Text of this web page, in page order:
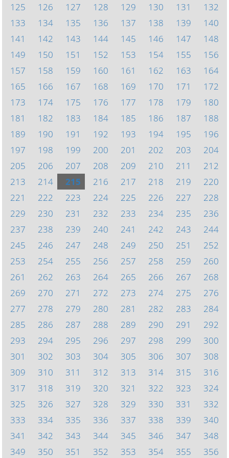
125
126 127 128 129 130 131
132
133
134 135 136 137 138 139
140
141
142 143 144 145 146 147
148
149
150 151 152 153 154 155
156
157
158 159 160 161 162 163
164
165
166 167 168 169 170 171
172
173
174 175 176 177 178 179
180
181
182 183 184 185 186 187
188
189
190 191 192 193 194 195
196
197
198 199 200 201 202 203
204
205
206 207 208 209 210 211
212
213
214 215 216 217 218 219
220
221
222 223 224 225 226 227
228
229
230 231 232 233 234 235
236
237
238 239 240 241 242 243
244
245
246 247 248 249 250 251
252
253
254 255 256 257 258 259
260
261
262 263 264 265 266 267
268
269
270 271 272 273 274 275
276
277
278 279 280 281 282 283
284
285
286 287 288 289 290 291
292
293
294 295 296 297 298 299
300
301
302 303 304 305 306 307
308
309
310 311 312 313 314 315
316
317
318 319 320 321 322 323
324
325
326 327 328 329 330 331
332
333
334 335 336 337 338 339
340
341
342 343 344 345 346 347
348
349
350 351 352 353 354 355 356